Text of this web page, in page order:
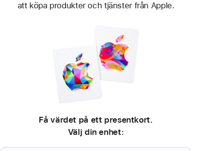
att köpa produkter och tjänster från Apple.
Få värdet på ett presentkort.
Välj din enhet: